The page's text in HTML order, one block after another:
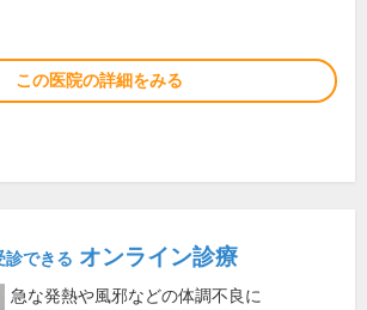
この医院の詳細をみる
診できる オンライン診療
急な発熱や風邪などの体調不良に